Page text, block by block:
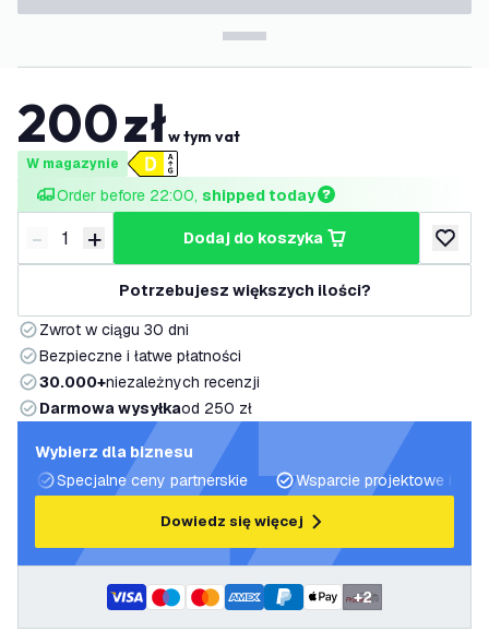
200złw tym vat
W magazynie
Order before 22:00, shipped today
Zmniejsz ilość
- Zwiększ ilość
+ dodaj do koszyka
dodaj
Potrzebujesz większych ilości?
Zwrot w ciągu 30 dni
Bezpieczne i łatwe płatności
30.000+niezależnych recenzji
Darmowa wysyłkaod 250 zł
Wybierz dla biznesu
Specjalne ceny partnerskie
Wsparcie projektowe i
Dowiedz się więcej
+2